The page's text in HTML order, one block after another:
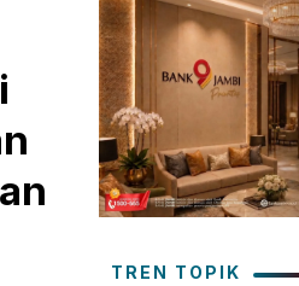
TREN TOPIK